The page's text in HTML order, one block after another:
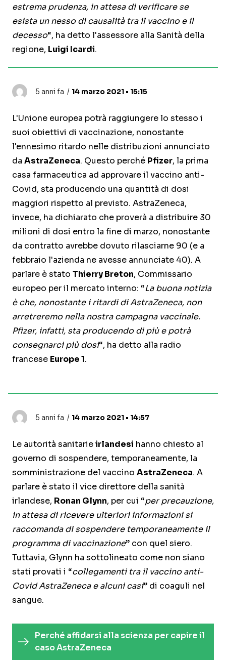
estrema prudenza, in attesa di verificare se
esista un nesso di causalità tra il vaccino e il
decesso“, ha detto l'assessore alla Sanità della
regione, Luigi Icardi.
5 anni fa 14 marzo 2021 • 15:15
L'Unione europea potrà raggiungere lo stesso i
suoi obiettivi di vaccinazione, nonostante
l'ennesimo ritardo nelle distribuzioni annunciato
da AstraZeneca. Questo perché Pfizer, la prima
casa farmaceutica ad approvare il vaccino anti-
Covid, sta producendo una quantità di dosi
maggiori rispetto al previsto. AstraZeneca,
invece, ha dichiarato che proverà a distribuire 30
milioni di dosi entro la fine di marzo, nonostante
da contratto avrebbe dovuto rilasciarne 90 (e a
febbraio l'azienda ne avesse annunciate 40). A
parlare è stato Thierry Breton, Commissario
europeo per il mercato interno: “La buona notizia
è che, nonostante i ritardi di AstraZeneca, non
arretreremo nella nostra campagna vaccinale.
Pfizer, infatti, sta producendo di più e potrà
consegnarci più dosi“, ha detto alla radio
francese Europe 1.
5 anni fa 14 marzo 2021 • 14:57
Le autorità sanitarieirlandesi hanno chiesto al
governo di sospendere, temporaneamente, la
somministrazione del vaccino AstraZeneca. A
parlare è stato il vice direttore della sanità
irlandese, Ronan Glynn, per cui “per precauzione,
in attesa di ricevere ulteriori informazioni si
raccomanda di sospendere temporaneamente il
programma di vaccinazione” con quel siero.
Tuttavia, Glynn ha sottolineato come non siano
stati provati i “collegamenti tra il vaccino anti-
Covid AstraZeneca e alcuni casi” di coaguli nel
sangue.
Perché affidarsi alla scienza per capire il
caso AstraZeneca